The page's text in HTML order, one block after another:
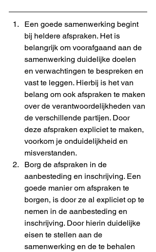
Een goede samenwerking begint
bij heldere afspraken. Het is
belangrijk om voorafgaand aan de
samenwerking duidelijke doelen
en verwachtingen te bespreken en
vast te leggen. Hierbij is het van
belang om ook afspraken te maken
over de verantwoordelijkheden van
de verschillende partijen. Door
deze afspraken expliciet te maken,
voorkom je onduidelijkheid en
misverstanden.
Borg de afspraken in de
aanbesteding en inschrijving. Een
goede manier om afspraken te
borgen, is door ze al expliciet op te
nemen in de aanbesteding en
inschrijving. Door hierin duidelijke
eisen te stellen aan de
samenwerking en de te behalen